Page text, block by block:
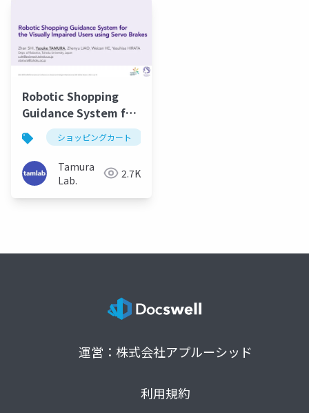
Robotic Shopping
Guidance System for
the Visually Impaired
Users using Servo
Brakes (AIM2024)
ショッピングカート
Tamura
Lab.
2.7K
運営：株式会社アプルーシッド
利用規約